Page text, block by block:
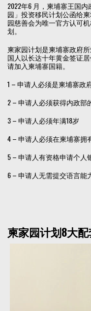
2022年6 月，柬埔寨王国
园」投资移民计划公函给
园慈善会为唯一官方认可
划。
柬家园计划是柬埔寨政府
国人以长达十年黄金签证
请加入柬埔寨国籍。
1 – 申请人必须是柬埔寨政
2 – 申请人必须获得内政部
3 – 申请人必须年满18岁
4 – 申请人必须在柬埔寨拥
5 – 申请人有资格申请个人
6 – 申请人无需提交语言能
柬家园计划8大